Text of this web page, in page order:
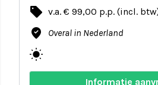
local_offer v.a. € 99,00 p.p. (incl.
where_to_vote Overal in Nederland
wb_sunny
Informatie